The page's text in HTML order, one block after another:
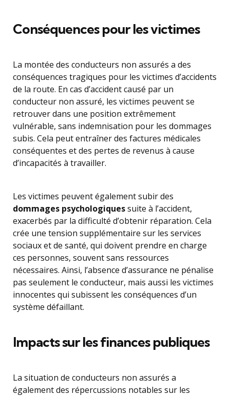
Conséquences pour les victimes
La montée des conducteurs non assurés a des
conséquences tragiques pour les victimes d’accidents
de la route. En cas d’accident causé par un
conducteur non assuré, les victimes peuvent se
retrouver dans une position extrêmement
vulnérable, sans indemnisation pour les dommages
subis. Cela peut entraîner des factures médicales
conséquentes et des pertes de revenus à cause
d’incapacités à travailler.
Les victimes peuvent également subir des
dommages psychologiquessuite à l’accident,
exacerbés par la difficulté d’obtenir réparation. Cela
crée une tension supplémentaire sur les services
sociaux et de santé, qui doivent prendre en charge
ces personnes, souvent sans ressources
nécessaires. Ainsi, l’absence d’assurance ne pénalise
pas seulement le conducteur, mais aussi les victimes
innocentes qui subissent les conséquences d’un
système défaillant.
Impacts sur les finances publiques
La situation de conducteurs non assurés a
également des répercussions notables sur les